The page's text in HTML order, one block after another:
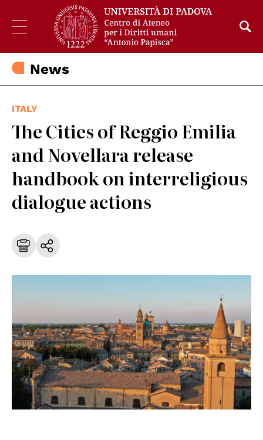
News
ITALY
The Cities of Reggio Emilia
and Novellara release
handbook on interreligious
dialogue actions